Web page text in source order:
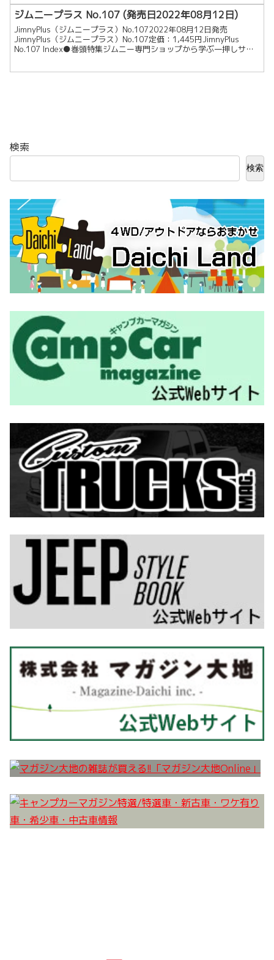
ジムニープラス No.107 (発売日2022年08月12日)
JimnyPlus（ジムニープラス）No.1072022年08月12日発売
JimnyPlus（ジムニープラス）No.107定価：1,445円JimnyPlus
No.107 Index●巻頭特集ジムニー専門ショップから学ぶ一押しサス
検索
検索